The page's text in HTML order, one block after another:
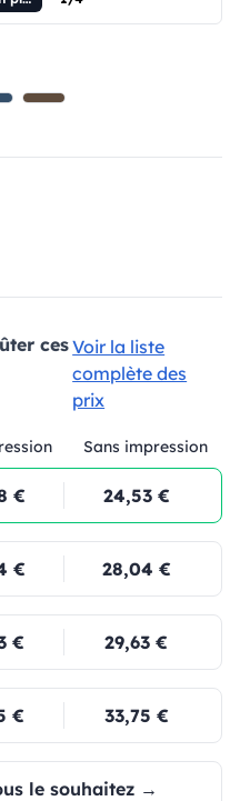
cesVoir la liste
complète des
prix
Sans impression
€ 24,53 €
€ 28,04 €
€ 29,63 €
€ 33,75 €
le souhaitez →